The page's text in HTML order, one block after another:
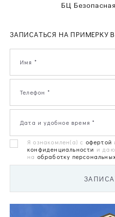
БЦ Безопасная
ЗАПИСАТЬСЯ НА ПРИМЕРКУ
Имя *
Телефон *
Дата и удобное время *
Я ознакомлен(а) с офертой
конфиденциальности и даю
на обработку